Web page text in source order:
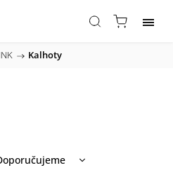
/ Kalhoty